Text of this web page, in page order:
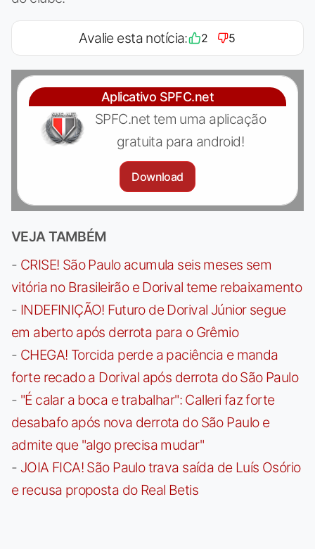
Avalie esta notícia: 2 5
Aplicativo SPFC.net
SPFC.net tem uma aplicação
gratuita para android!
Download
VEJA TAMBÉM
- CRISE! São Paulo acumula seis meses sem
vitória no Brasileirão e Dorival teme rebaixamento
- INDEFINIÇÃO! Futuro de Dorival Júnior segue
em aberto após derrota para o Grêmio
- CHEGA! Torcida perde a paciência e manda
forte recado a Dorival após derrota do São Paulo
- "É calar a boca e trabalhar": Calleri faz forte
desabafo após nova derrota do São Paulo e
admite que "algo precisa mudar"
- JOIA FICA! São Paulo trava saída de Luís Osório
e recusa proposta do Real Betis